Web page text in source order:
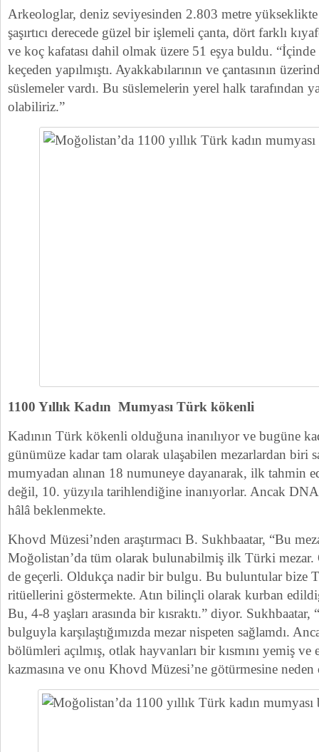
Arkeologlar, deniz seviyesinden 2.803 metre
şaşırtıcı derecede güzel bir işlemeli çanta, dört farklı
ve koç kafatası dahil olmak üzere 51 eşya buldu.
keçeden yapılmıştı. Ayakkabılarının ve çantasının
süslemeler vardı. Bu süslemelerin yerel halk tarafından
olabiliriz.”
1100 Yıllık Kadın Mumyası Türk kökenli
Kadının Türk kökenli olduğuna inanılıyor ve bugüne
günümüze kadar tam olarak ulaşabilen mezarlardan biri
mumyadan alınan 18 numuneye dayanarak, ilk tahmin
değil, 10. yüzyıla tarihlendiğine inanıyorlar. Ancak
hâlâ beklenmekte.
Khovd Müzesi’nden araştırmacı B. Sukhbaatar, “Bu
Moğolistan’da tüm olarak bulunabilmiş ilk Türki mezar.
de geçerli. Oldukça nadir bir bulgu. Bu buluntular bize
ritüellerini göstermekte. Atın bilinçli olarak kurban
Bu, 4-8 yaşları arasında bir kısraktı.” diyor. Sukhbaatar,
bulguyla karşılaştığımızda mezar nispeten sağlamdı.
bölümleri açılmış, otlak hayvanları bir kısmını yemiş
kazmasına ve onu Khovd Müzesi’ne götürmesine neden